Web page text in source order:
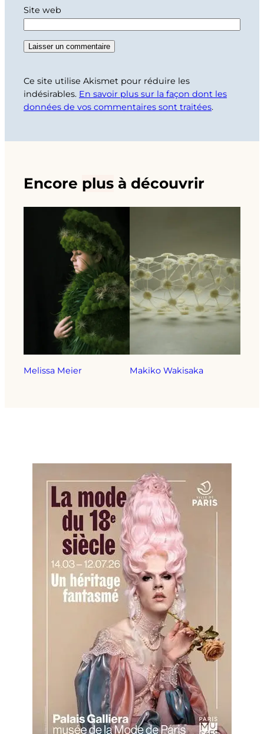
Site web
Ce site utilise Akismet pour réduire les
indésirables. En savoir plus sur la façon dont les
données de vos commentaires sont traitées.
Encore plus à découvrir
Melissa Meier Makiko Wakisaka